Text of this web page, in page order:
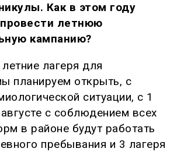
Как в этом году
летнюю
кампанию?
лагеря для
планируем открыть, с
ситуации, с 1
с соблюдением всех
в районе будут работать
пребывания и 3 лагеря